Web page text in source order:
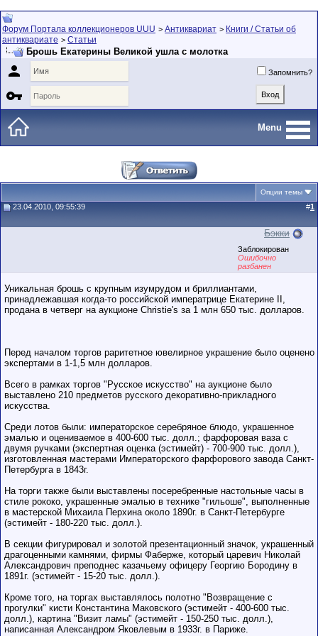
Форум Портала коллекционеров UUU > Антиквариат > Книги / Статьи об
антиквариате > Статьи
Брошь Екатерины Великой ушла с молотка
 Запомнить?

Menu
Опции темы
23.04.2010, 09:55:39 #1
Бэкки
Заблокирован
Ошибочно
разбанен
Уникальная брошь с крупным изумрудом и бриллиантами,
принадлежавшая когда-то российской императрице Екатерине II,
продана в четверг на аукционе Christie's за 1 млн 650 тыс. долларов.
Перед началом торгов раритетное ювелирное украшение было оценено
экспертами в 1-1,5 млн долларов.
Всего в рамках торгов "Русское искусство" на аукционе было
выставлено 210 предметов русского декоративно-прикладного
искусства.
Среди лотов были: императорское серебряное блюдо, украшенное
эмалью и оцениваемое в 400-600 тыс. долл.; фарфоровая ваза с
двумя ручками (экспертная оценка (эстимейт) - 700-900 тыс. долл.),
изготовленная мастерами Императорского фарфорового завода Санкт-
Петербурга в 1843г.
На торги также были выставлены посеребренные настольные часы в
стиле рококо, украшенные эмалью в технике "гильоше", выполненные
в мастерской Михаила Перхина около 1890г. в Санкт-Петербурге
(эстимейт - 180-220 тыс. долл.).
В секции фигурировал и золотой презентационный значок, украшенный
драгоценными камнями, фирмы Фаберже, который царевич Николай
Александрович преподнес казачьему офицеру Георгию Бородину в
1891г. (эстимейт - 15-20 тыс. долл.).
Кроме того, на торгах выставлялось полотно "Возвращение с
прогулки" кисти Константина Маковского (эстимейт - 400-600 тыс.
долл.), картина "Визит ламы" (эстимейт - 150-250 тыс. долл.),
написанная Александром Яковлевым в 1933г. в Париже.